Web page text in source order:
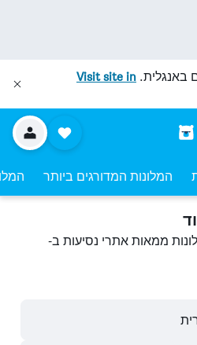
באנגלית. Visit site in
המלונות המדורגים ביותר
ממאות אתרי נסיעות ב-